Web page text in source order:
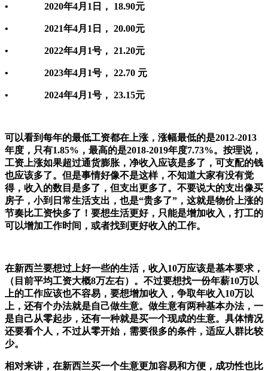
• 2020年4月1日， 18.90元
• 2021年4月1日， 20.00元
• 2022年4月1号， 21.20元
• 2023年4月1号， 22.70 元
• 2024年4月1号， 23.15元
可以看到每年的最低工资都在上涨，涨幅最低的是2012-2013
年度，只有1.85%，最高的是2018-2019年度7.73%。按理说，
工资上涨如果超过通货膨胀，净收入应该是多了，可支配的钱
也应该多了。但是事情好像不是这样，不知道大家有没有觉
得，收入的数目是多了，但支出更多了。不要说大的支出像买
房子，小到日常生活支出，也是“贵多了”，这就是物价上涨的
节奏比工资快多了！要想生活更好，只能是增加收入，打工的
可以增加工作时间，或者找到更好收入的工作。
在新西兰要想过上好一些的生活，收入10万应该是基本要求，
（目前平均工资大概8万左右）。不过要想找一份年薪10万以
上的工作应该也不容易，要想增加收入，争取年收入10万以
上，还有个办法就是自己做生意。做生意有两种基本办法，一
是自己从零起步，还有一种就是买一个现成的生意。具体情况
还要看个人，不过从零开始，需要很多的条件，适应人群比较
少。
相对来讲，在新西兰买一个生意更加容易和方便，成功性也比